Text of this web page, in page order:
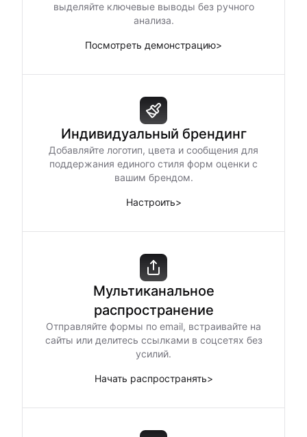
выделяйте ключевые выводы без ручного
анализа.
Посмотреть демонстрацию>
Индивидуальный брендинг
Добавляйте логотип, цвета и сообщения для
поддержания единого стиля форм оценки с
вашим брендом.
Настроить>
Мультиканальное
распространение
Отправляйте формы по email, встраивайте на
сайты или делитесь ссылками в соцсетях без
усилий.
Начать распространять>